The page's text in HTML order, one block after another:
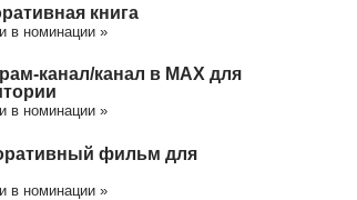
книга
в номинации »
канал/канал в МАХ для
в номинации »
фильм для
в номинации »